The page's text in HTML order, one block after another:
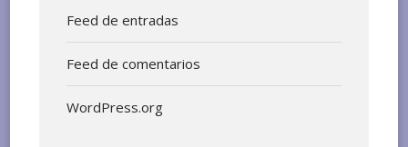
Feed de entradas
Feed de comentarios
WordPress.org